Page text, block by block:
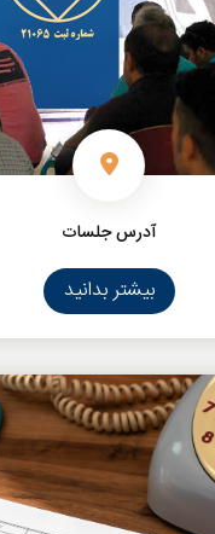
آدرس جلسات
بیشتر بدانید